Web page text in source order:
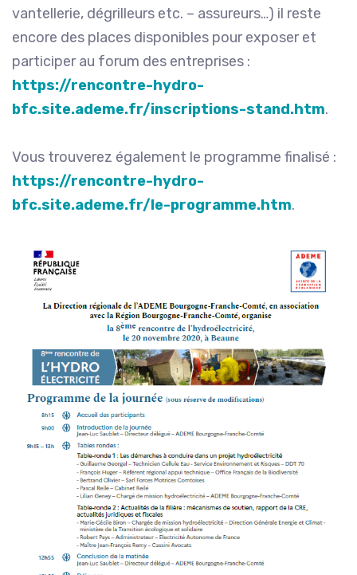
vantellerie, dégrilleurs etc. – assureurs…) il reste
encore des places disponibles pour exposer et
participer au forum des entreprises :
https://rencontre-hydro-
bfc.site.ademe.fr/inscriptions-stand.htm.
Vous trouverez également le programme finalisé :
https://rencontre-hydro-
bfc.site.ademe.fr/le-programme.htm.